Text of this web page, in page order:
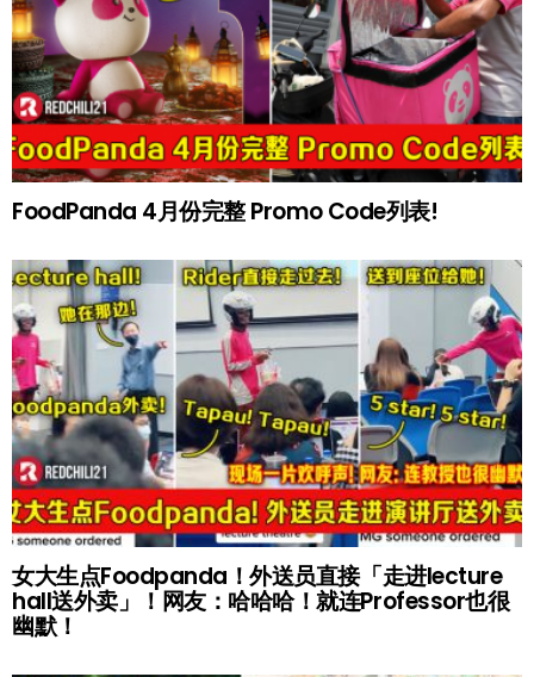
FoodPanda 4月份完整 Promo Code列表!
女大生点Foodpanda！外送员直接「走进lecture
hall送外卖」！网友：哈哈哈！就连Professor也很
幽默！